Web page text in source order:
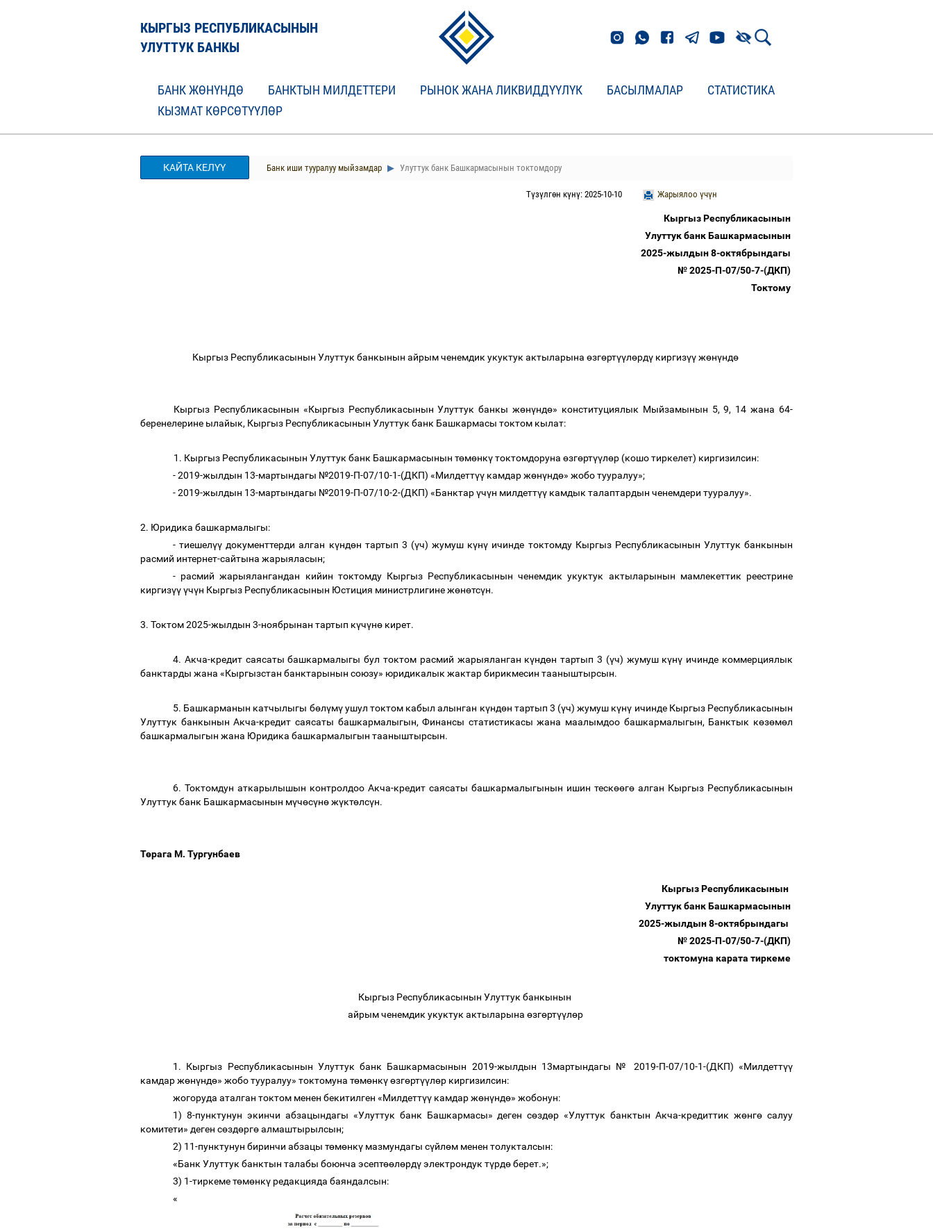
КЫРГЫЗ РЕСПУБЛИКАСЫНЫН
УЛУТТУК БАНКЫ
БАНК ЖӨНҮНДӨ БАНКТЫН МИЛДЕТТЕРИ РЫНОК ЖАНА ЛИКВИДДҮҮЛҮК БАСЫЛМАЛАР
СТАТИСТИКА
КЫЗМАТ КӨРСӨТҮҮЛӨР
КАЙТА КЕЛҮҮ Банк иши тууралуу мыйзамдар Улуттук банк Башкармасынын токтомдору
Жарыялоо үчүн
Түзүлгөн күнү: 2025-10-10
Кыргыз Республикасынын
Улуттук банк Башкармасынын
2025-жылдын 8-октябрындагы
№ 2025-П-07/50-7-(ДКП)
Токтому
Кыргыз Республикасынын Улуттук банкынын айрым ченемдик укуктук актыларына өзгөртүүлөрдү киргизүүжөнүндө
Кыргыз Республикасынын «Кыргыз Республикасынын Улуттук банкы жөнүндө» конституциялык Мыйзамынын 5, 9, 14 жана 64-
беренелерине ылайык, Кыргыз Республикасынын Улуттук банк Башкармасы токтом кылат:
1. Кыргыз Республикасынын Улуттук банк Башкармасынын төмөнкүтоктомдоруна өзгөртүүлөр (кошо тиркелет) киргизилсин:
- 2019-жылдын 13-мартындагы №2019-П-07/10-1-(ДКП) «Милдеттүү камдар жөнүндө» жобо тууралуу»;
- 2019-жылдын 13-мартындагы №2019-П-07/10-2-(ДКП) «Банктарүчүн милдеттүү камдык талаптардын ченемдери тууралуу».
2. Юридика башкармалыгы:
- тиешелүү документтерди алган күндөн тартып 3 (үч) жумуш күнү ичинде токтомду Кыргыз Республикасынын Улуттук банкынын
расмий интернет-сайтына жарыяласын;
- расмий жарыялангандан кийин токтомду Кыргыз Республикасынын ченемдик укуктук актыларынын мамлекеттик реестрине
киргизүүүчүн Кыргыз Республикасынын Юстиция министрлигине жөнөтсүн.
3. Токтом 2025-жылдын 3-ноябрынан тартып күчүнө кирет.
4. Акча-кредит саясаты башкармалыгы бул токтом расмий жарыяланган күндөн тартып 3 (үч) жумуш күнү ичинде коммерциялык
банктарды жана «Кыргызстан банктарынын союзу» юридикалык жактар бирикмесин тааныштырсын.
5. Башкарманын катчылыгы бөлүмүушул токтом кабыл алынган күндөн тартып 3 (үч) жумуш күнү ичинде Кыргыз Республикасынын
Улуттук банкынын Акча-кредит саясаты башкармалыгын, Финансы статистикасы жана маалымдоо башкармалыгын, Банктык көзөмөл
башкармалыгын жана Юридика башкармалыгын тааныштырсын.
6. Токтомдун аткарылышын контролдоо Акча-кредит саясаты башкармалыгынын ишин тескөөгө алган Кыргыз Республикасынын
Улуттук банк Башкармасынын мүчөсүнөжүктөлсүн.
Төрага М. Тургунбаев
Кыргыз Республикасынын
Улуттук банк Башкармасынын
2025-жылдын 8-октябрындагы
№ 2025-П-07/50-7-(ДКП)
токтомуна карата тиркеме
Кыргыз Республикасынын Улуттук банкынын
айрым ченемдик укуктук актыларына өзгөртүүлөр
1. Кыргыз Республикасынын Улуттук банк Башкармасынын 2019-жылдын 13мартындагы № 2019-П-07/10-1-(ДКП) «Милдеттүү
камдар жөнүндө» жобо тууралуу» токтомуна төмөнкүөзгөртүүлөр киргизилсин:
жогоруда аталган токтом менен бекитилген «Милдеттүү камдар жөнүндө» жобонун:
1) 8-пунктунун экинчи абзацындагы «Улуттук банк Башкармасы» деген сөздөр «Улуттук банктын Акча-кредиттик жөнгө салуу
комитети» деген сөздөргөалмаштырылсын;
2) 11-пунктунун биринчи абзацы төмөнкү мазмундагы сүйлөм менен толукталсын:
«Банк Улуттук банктын талабы боюнча эсептөөлөрдүэлектрондук түрдөберет.»;
3) 1-тиркеме төмөнкү редакцияда баяндалсын:
«